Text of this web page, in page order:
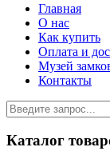
Главная
О нас
Как купить
Оплата и
Музей
Контакты
Каталог